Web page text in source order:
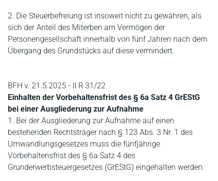
2. Die Steuerbefreiung ist insoweit nicht zu gewähren, als
sich der Anteil des Miterben am Vermögen der
Personengesellschaft innerhalb von fünf Jahren nach dem
Übergang des Grundstücks auf diese vermindert.
BFH v. 21.5.2025 - II R 31/22
Einhalten der Vorbehaltensfrist des § 6a Satz 4 GrEStG
bei einer Ausgliederung zur Aufnahme
1. Bei der Ausgliederung zur Aufnahme auf einen
bestehenden Rechtsträger nach § 123 Abs. 3 Nr. 1 des
Umwandlungsgesetzes muss die fünfjährige
Vorbehaltensfrist des § 6a Satz 4 des
Grunderwerbsteuergesetzes (GrEStG) eingehalten werden.